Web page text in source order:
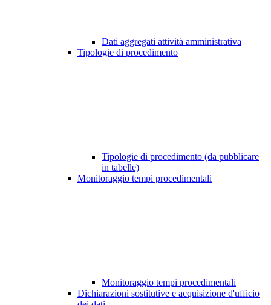
Dati aggregati attività amministrativa
Tipologie di procedimento
Tipologie di procedimento (da pubblicare
in tabelle)
Monitoraggio tempi procedimentali
Monitoraggio tempi procedimentali
Dichiarazioni sostitutive e acquisizione d'ufficio